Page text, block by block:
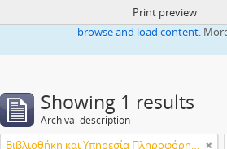
This website uses cookies to enhance
browse and load content.
Print preview
Showing 1 results
Archival description
Βιβλιοθήκη και Υπηρεσία Πληροφόρησης Τεχνολογικού Πανεπιστημίου Κύπρου